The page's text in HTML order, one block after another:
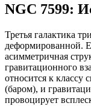
NGC 7599:
Третья галактика
деформированной.
асимметричная
гравитационного
относится к классу
(баром), и
провоцирует